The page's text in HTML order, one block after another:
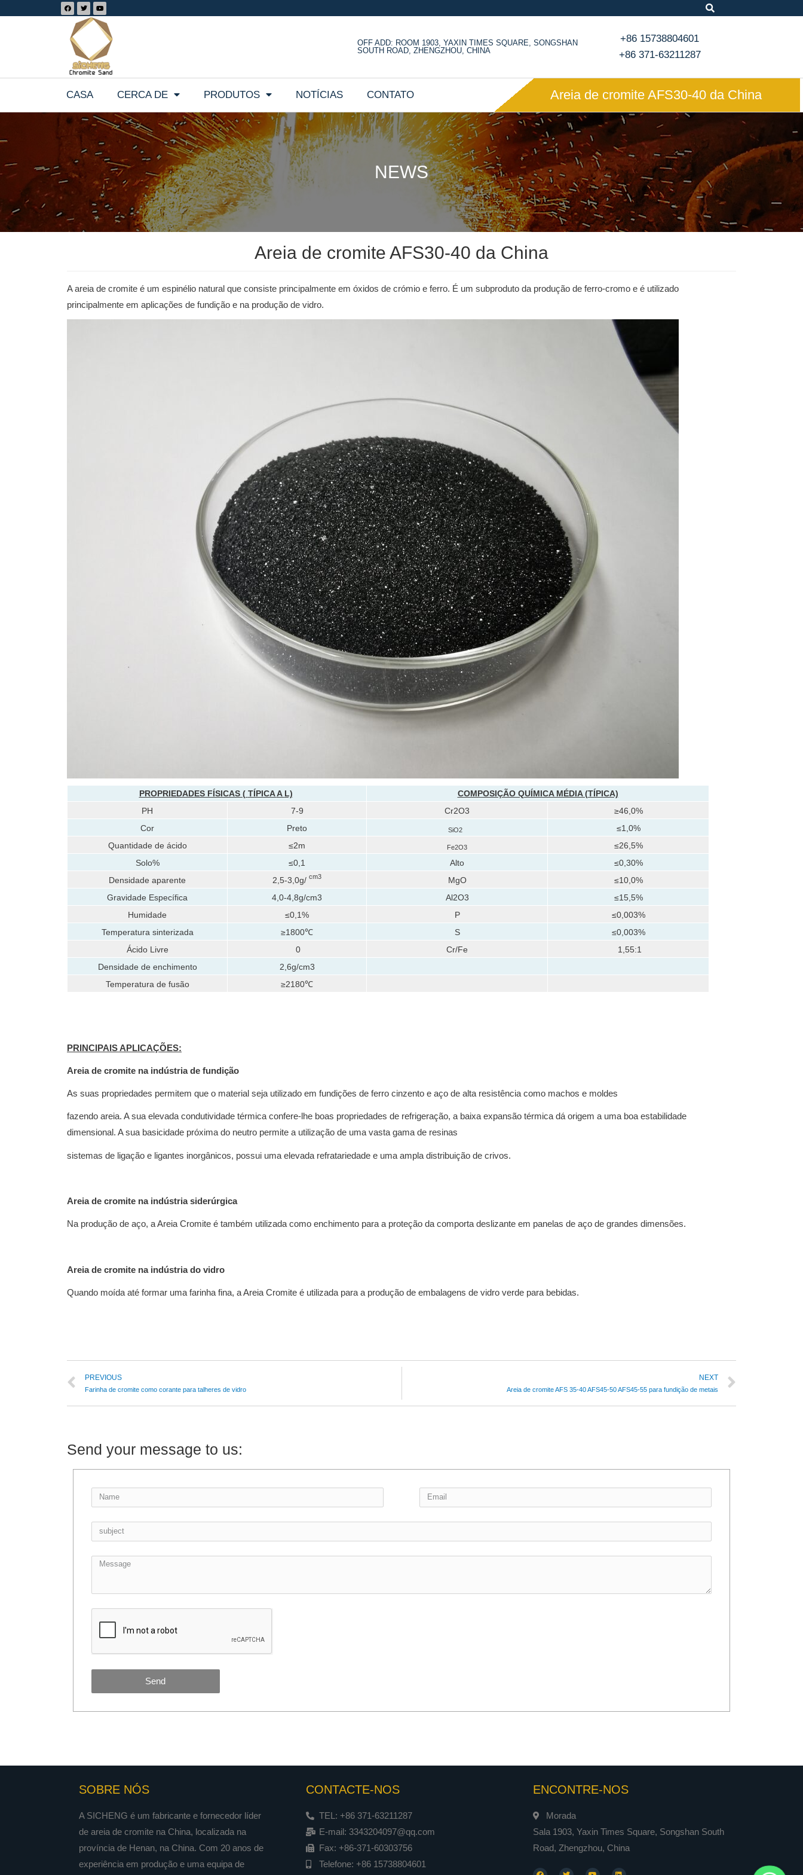
OFF ADD: ROOM 1903, YAXIN TIMES SQUARE, SONGSHAN
SOUTH ROAD, ZHENGZHOU, CHINA
+86 15738804601
+86 371-63211287
CASA CERCA DE PRODUTOS NOTÍCIAS CONTATO Areia de cromite AFS30-40 da China
NEWS
Areia de cromite AFS30-40 da China
A areia de cromite é um espinélio natural que consiste principalmente em óxidos de crómio e ferro. É um subproduto da produção de ferro-cromo e é utilizado
principalmente em aplicações de fundição e na produção de vidro.
PROPRIEDADES FÍSICAS ( TÍPICAA L)
COMPOSIÇÃO QUÍMICA MÉDIA (TÍPICA)
PH
7-9 Cr2O3
≥46,0%
Cor
Preto SiO2
≤1,0%
Quantidade de ácido
≤2m Fe2O3
≤26,5%
Solo%
≤0,1 Alto
≤0,30%
Densidade aparente
2,5-3,0g/ cm3 MgO
≤10,0%
Gravidade Específica
4,0-4,8g/cm3 Al2O3
≤15,5%
Humidade
≤0,1% P
≤0,003%
Temperatura sinterizada
≥1800℃ S
≤0,003%
Ácido Livre
0 Cr/Fe
1,55:1
Densidade de enchimento
2,6g/cm3
Temperatura de fusão
≥2180℃
PRINCIPAIS APLICAÇÕES:
Areia de cromite na indústria de fundição
As suas propriedades permitem que o material seja utilizado em fundições de ferro cinzento e aço de alta resistência como machos e moldes
fazendo areia. A sua elevada condutividade térmica confere-lhe boas propriedades de refrigeração, a baixa expansão térmica dá origem a uma boa estabilidade
dimensional. A sua basicidade próxima do neutro permite a utilização de uma vasta gama de resinas
sistemas de ligação e ligantes inorgânicos, possui uma elevada refratariedade e uma ampla distribuição de crivos.
Areia de cromite na indústria siderúrgica
Na produção de aço, a Areia Cromite é também utilizada como enchimento para a proteção da comporta deslizante em panelas de aço de grandes dimensões.
Areia de cromite na indústria do vidro
Quando moída até formar uma farinha fina, a Areia Cromite é utilizada para a produção de embalagens de vidro verde para bebidas.
PREVIOUS
Farinha de cromite como corante para talheres de vidro
NEXT
Areia de cromite AFS 35-40 AFS45-50 AFS45-55 para fundição de metais
Send your message to us:
Send
SOBRE NÓS
A SICHENG é um fabricante e fornecedor líder
de areia de cromite na China, localizada na
província de Henan, na China. Com 20 anos de
experiência em produção e uma equipa de
CONTACTE-NOS
TEL: +86 371-63211287
E-mail: 3343204097@qq.com
Fax: +86-371-60303756
Telefone: +86 15738804601
ENCONTRE-NOS
Morada
Sala 1903, Yaxin Times Square, Songshan South
Road, Zhengzhou, China